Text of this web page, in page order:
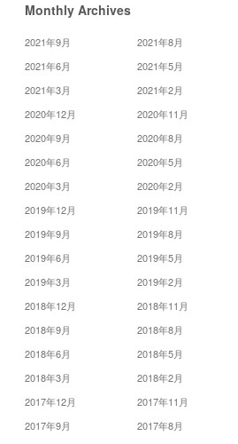
Monthly Archives
2021年9月 2021年8月
2021年6月
2021年5月
2021年3月
2021年2月
2020年12月
2020年11月
2020年9月
2020年8月
2020年6月
2020年5月
2020年3月
2020年2月
2019年12月
2019年11月
2019年9月
2019年8月
2019年6月
2019年5月
2019年3月
2019年2月
2018年12月
2018年11月
2018年9月
2018年8月
2018年6月
2018年5月
2018年3月
2018年2月
2017年12月
2017年11月
2017年9月
2017年8月